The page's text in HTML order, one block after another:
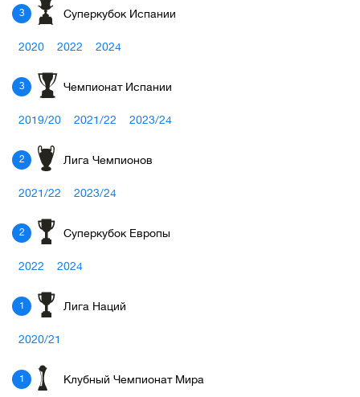
3 Суперкубок Испании
2020 2022 2024
3 Чемпионат Испании
2019/20 2021/22 2023/24
2 Лига Чемпионов
2021/22 2023/24
2 Суперкубок Европы
2022 2024
1 Лига Наций
2020/21
1 Клубный Чемпионат Мира